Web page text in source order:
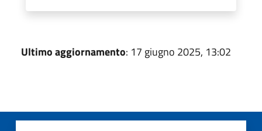
Ultimo aggiornamento: 17 giugno 2025, 13:02